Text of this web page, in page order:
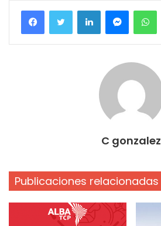
FacebookTwitter LinkedIn
C gonzalez
Publicaciones relacionadas